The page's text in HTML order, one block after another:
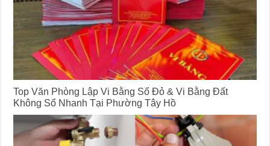
Top Văn Phòng Lập Vi Bằng Sổ Đỏ & Vi Bằng Đất
Không Sổ Nhanh Tại Phường Tây Hồ